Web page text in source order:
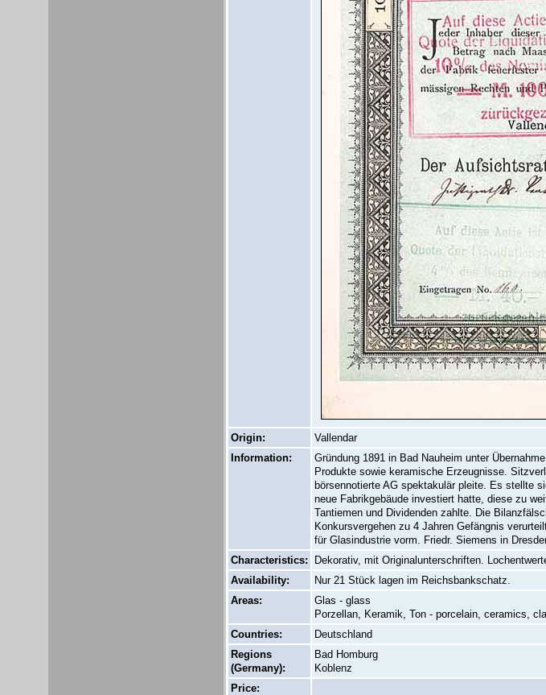
Origin:
Vallendar
Information:
Gründung 1891 in Bad Nauheim unter
Produkte sowie keramische Erzeugnisse.
börsennotierte AG spektakulär pleite. Es stellte
neue Fabrikgebäude investiert hatte, diese zu
Tantiemen und Dividenden zahlte. Die
Konkursvergehen zu 4 Jahren Gefängnis
für Glasindustrie vorm. Friedr. Siemens in
Characteristics:
Dekorativ, mit Originalunterschriften.
Availability:
Nur 21 Stück lagen im Reichsbankschatz.
Areas:
Glas - glass
Porzellan, Keramik, Ton - porcelain, ceramics,
Countries:
Deutschland
Regions
(Germany):
Bad Homburg
Koblenz
Price: